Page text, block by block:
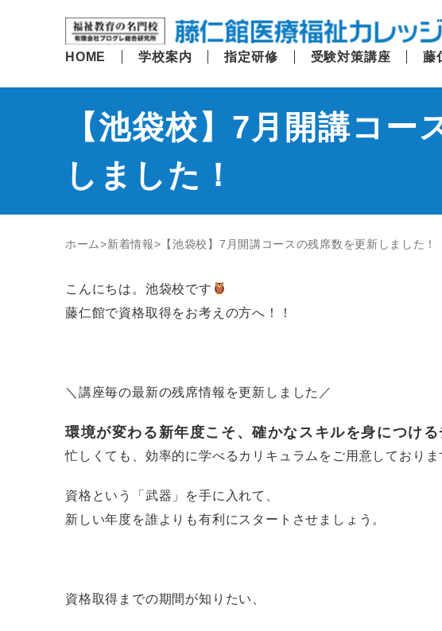
HOME 学校案内 指定研修 受験対策講座 藤
【池袋校】7月開講コー
しました！
ホーム 新着情報 【池袋校】7月開講コースの残席数を更新しました！
こんにちは。池袋校です
藤仁館で資格取得をお考えの方へ！！
＼講座毎の最新の残席情報を更新しました／
環境が変わる新年度こそ、確かなスキルを身につける
忙しくても、効率的に学べるカリキュラムをご用意しておりま
資格という「武器」を手に入れて、
新しい年度を誰よりも有利にスタートさせましょう。
資格取得までの期間が知りたい、